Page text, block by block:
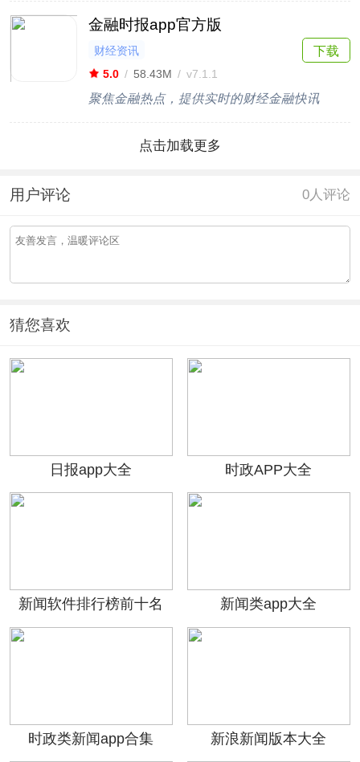
金融时报app官方版
财经资讯
5.0 / 58.43M / v7.1.1
聚焦金融热点，提供实时的财经金融快讯
下载
点击加载更多
用户评论 0人评论
猜您喜欢
日报app大全 时政APP大全
新闻软件排行榜前十名 新闻类app大全
时政类新闻app合集 新浪新闻版本大全